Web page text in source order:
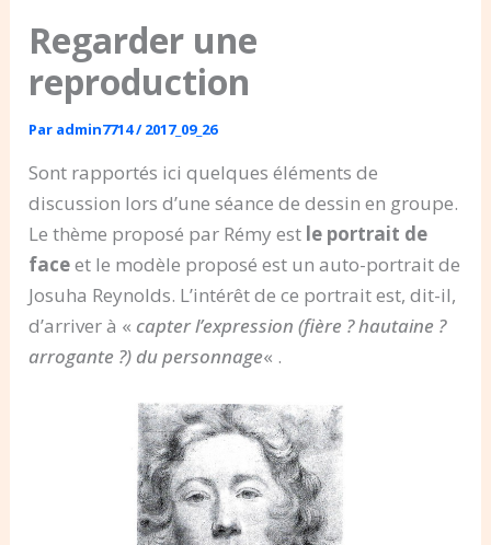
Regarder une
reproduction
Par admin7714/2017_09_26
Sont rapportés ici quelques éléments de
discussion lors d’une séance de dessin en groupe.
Le thème proposé par Rémy est le portrait de
faceet le modèle proposé est un auto-portrait de
Josuha Reynolds. L’intérêt de ce portrait est, dit-il,
d’arriver à « capter l’expression (fière ? hautaine ?
arrogante ?) du personnage« .